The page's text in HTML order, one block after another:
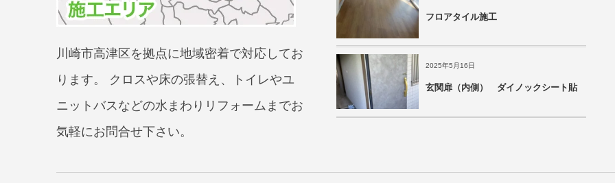
川崎市高津区を拠点に地域密着で対応してお
ります。 クロスや床の張替え、トイレやユ
ニットバスなどの水まわりリフォームまでお
気軽にお問合せ下さい。
フロアタイル施工
2025年5月16日
玄関扉（内側） ダイノックシート貼